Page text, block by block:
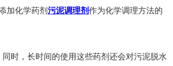
加化学药剂 污泥调理剂作为化学调理方法的
时，长时间的使用这些药剂还会对污泥脱水